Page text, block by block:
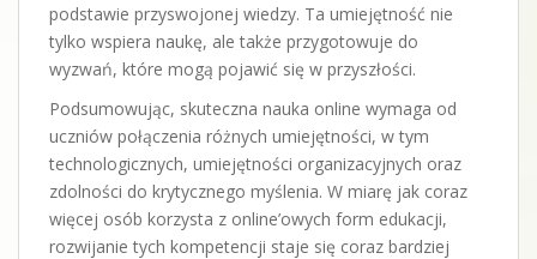
podstawie przyswojonej wiedzy. Ta umiejętność nie
tylko wspiera naukę, ale także przygotowuje do
wyzwań, które mogą pojawić się w przyszłości.
Podsumowując, skuteczna nauka online wymaga od
uczniów połączenia różnych umiejętności, w tym
technologicznych, umiejętności organizacyjnych oraz
zdolności do krytycznego myślenia. W miarę jak coraz
więcej osób korzysta z online’owych form edukacji,
rozwijanie tych kompetencji staje się coraz bardziej